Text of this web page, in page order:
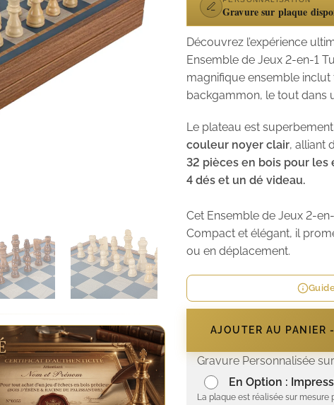
Gravure sur plaque
Découvrez l’expérience
Ensemble de Jeux 2-en-1
magnifique ensemble
backgammon, le tout dans
Le plateau est
couleur noyer clair, alliant
32 pièces en bois pour
4 dés et un dé videau.
Cet Ensemble de Jeux 2-
Compact et élégant, il
ou en déplacement.
AJOUTER AU PANIER
Gravure Personnalisée
En Option :
La plaque est réalisée sur